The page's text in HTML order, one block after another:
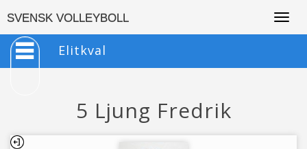
SVENSK VOLLEYBOLL
Elitkval
5 Ljung Fredrik